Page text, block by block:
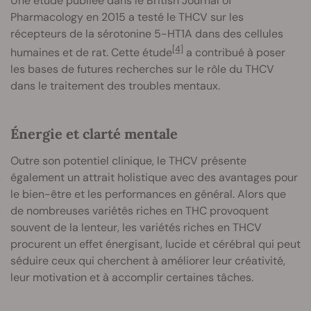
Pharmacology en 2015 a testé le THCV sur les
récepteurs de la sérotonine 5-HT1A dans des cellules
humaines et de rat. Cette étude[4] a contribué à poser
les bases de futures recherches sur le rôle du THCV
dans le traitement des troubles mentaux.
Énergie et clarté mentale
Outre son potentiel clinique, le THCV présente
également un attrait holistique avec des avantages pour
le bien-être et les performances en général. Alors que
de nombreuses variétés riches en THC provoquent
souvent de la lenteur, les variétés riches en THCV
procurent un effet énergisant, lucide et cérébral qui peut
séduire ceux qui cherchent à améliorer leur créativité,
leur motivation et à accomplir certaines tâches.